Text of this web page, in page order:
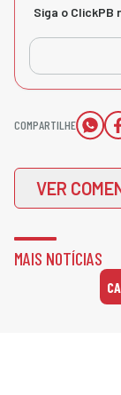
Siga o ClickPB
COMPARTILHE
VER
MAIS NOTÍCIAS